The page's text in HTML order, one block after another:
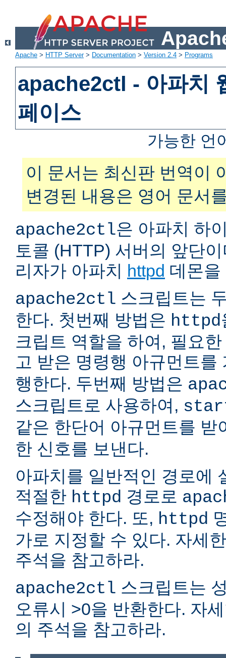
Apache > HTTP Server> Documentation > Version 2.4 > Programs
apache2ctl - 아파치
페이스
가능한 언
이 문서는 최신판 번역이
변경된 내용은 영어 문서
apache2ctl은 아파치 하
토콜 (HTTP) 서버의 앞단
리자가 아파치 httpd 데몬을
apache2ctl 스크립트는
한다. 첫번째 방법은 httpd
크립트 역할을 하여, 필요
고 받은 명령행 아규먼트
행한다. 두번째 방법은
스크립트로 사용하여,
같은 한단어 아규먼트를 받
한 신호를 보낸다.
아파치를 일반적인 경로에
적절한 httpd 경로로
수정해야 한다. 또, httpd
가로 지정할 수 있다. 자세
주석을 참고하라.
apache2ctl 스크립트는
오류시 >0을 반환한다. 자
의 주석을 참고하라.